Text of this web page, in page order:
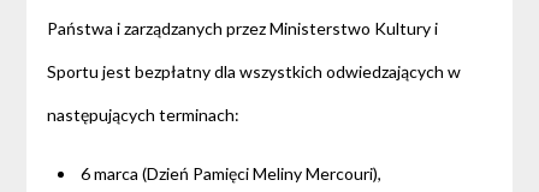
Państwa i zarządzanych przez Ministerstwo Kultury i
Sportu jest bezpłatny dla wszystkich odwiedzających w
następujących terminach:
6 marca (Dzień Pamięci Meliny Mercouri),